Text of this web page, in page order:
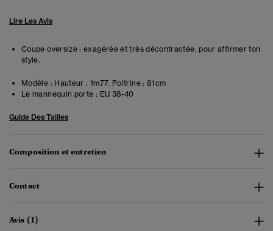
Lire Les Avis
Coupe oversize : exagérée et très décontractée, pour affirmer ton
style.
Modèle : Hauteur : 1m77. Poitrine : 81cm
Le mannequin porte : EU 38-40
Guide Des Tailles
Composition et entretien
Contact
Avis (1)